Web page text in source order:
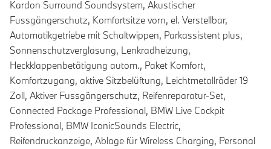
Kardon Surround Soundsystem, Akustischer
Fussgängerschutz, Komfortsitze vorn, el. Verstellbar,
Automatikgetriebe mit Schaltwippen, Parkassistent plus,
Sonnenschutzverglasung, Lenkradheizung,
Heckklappenbetätigung autom., Paket Komfort,
Komfortzugang, aktive Sitzbelüftung, Leichtmetallräder 19
Zoll, Aktiver Fussgängerschutz, Reifenreparatur-Set,
Connected Package Professional, BMW Live Cockpit
Professional, BMW IconicSounds Electric,
Reifendruckanzeige, Ablage für Wireless Charging, Personal